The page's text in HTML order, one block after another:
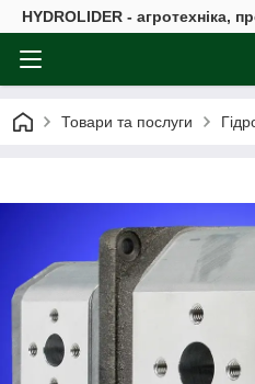
HYDROLIDER - агротехніка,
Товари та послуги